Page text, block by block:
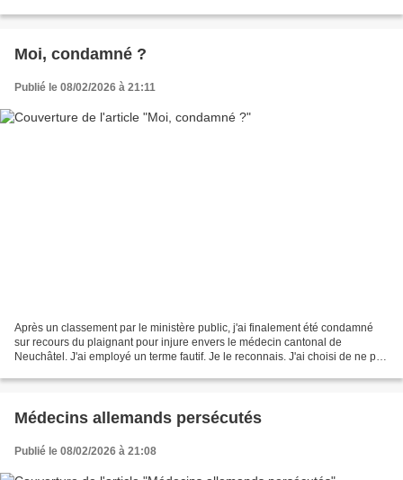
Moi, condamné ?
Publié le 08/02/2026 à 21:11
Après un classement par le ministère public, j'ai finalement été condamné
sur recours du plaignant pour injure envers le médecin cantonal de
Neuchâtel. J'ai employé un terme fautif. Je le reconnais. J'ai choisi de ne pas
Médecins allemands persécutés
Publié le 08/02/2026 à 21:08